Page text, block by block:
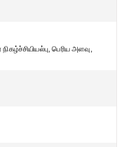
பெரிய அளவு,